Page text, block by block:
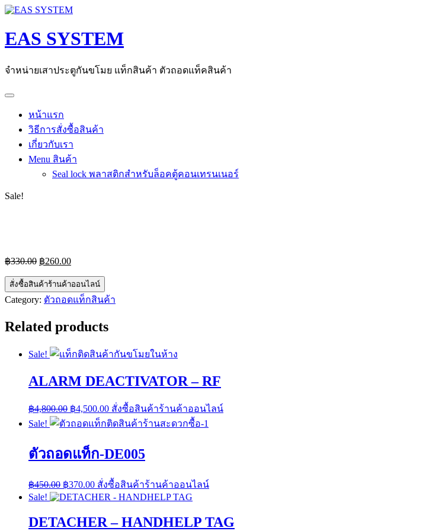
Skip
content
EAS SYSTEM
จำหน่ายเสาประตูกันขโมย แท็กสินค้า ตัวถอดแท็คสินค้า
หน้าแรก
วิธีการสั่งซื้อสินค้า
เกี่ยวกับเรา
Menu สินค้า
Seal lock พลาสติกสำหรับล็อคตู้คอนเทรนเนอร์
Sale!
฿330.00 Original
was:
฿330.00.
฿260.00Current
is:
฿260.00.
สั่งซื้อสินค้าร้านค้าออนไลน์
Category: ตัวถอดแท็กสินค้า
Related products
Sale!
ALARM DEACTIVATOR – RF
฿4,800.00 Original
price
was:
฿4,500.00Current
price
is:
สั่งซื้อสินค้าร้านค้าออนไลน์
Sale!
ตัวถอดแท็ก-DE005
฿450.00 Original
price
was:
฿370.00Current
price
is:
สั่งซื้อสินค้าร้านค้าออนไลน์
Sale!
DETACHER – HANDHELP TAG